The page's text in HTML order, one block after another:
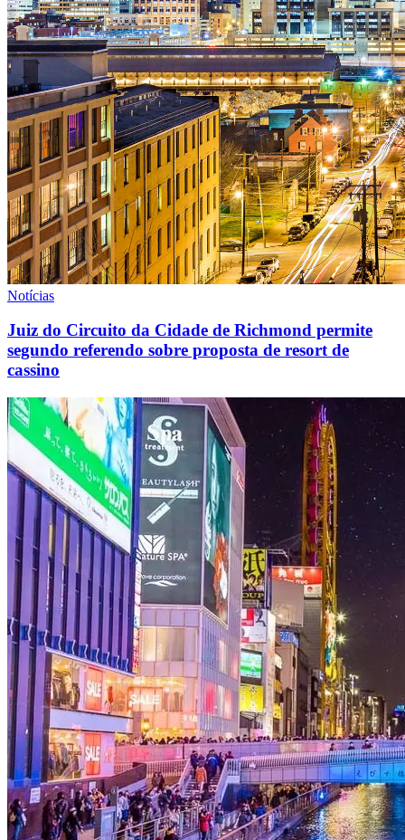
Notícias
Juiz do Circuito da Cidade de Richmond permite
segundo referendo sobre proposta de resort de
cassino